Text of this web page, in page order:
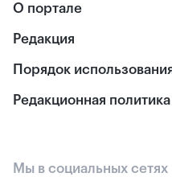
О портале
Редакция
Порядок
Редакционная политика
Мы в социальных сетях